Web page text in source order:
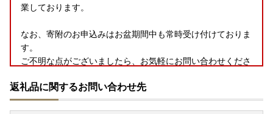
業しております。
なお、寄附のお申込みはお盆期間中も常時受け付けておりま
す。
ご不明な点がございましたら、お気軽にお問い合わせくださ
何卒ご了承のほどお願い申し上げます。
返礼品に関するお問い合わせ先